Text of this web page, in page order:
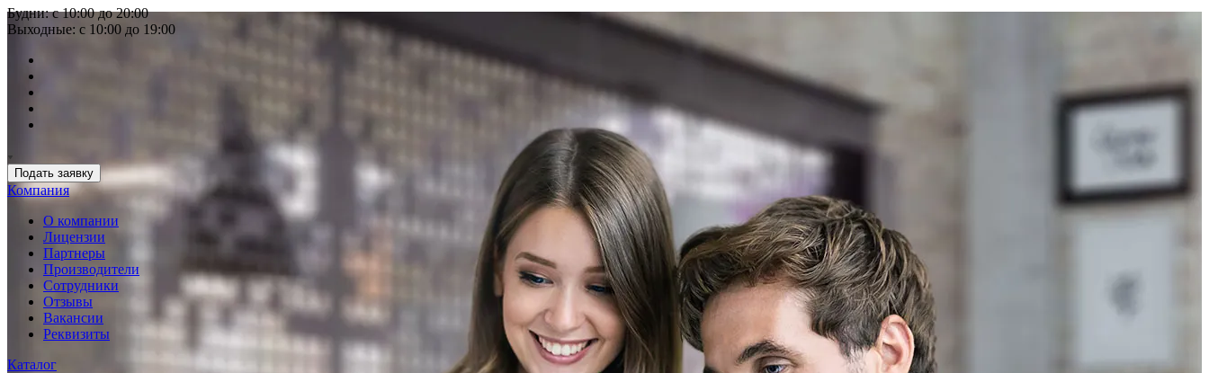
Будни: с 10:00 до 20:00
Выходные: с 10:00 до 19:00
Подать заявку
Компания
О компании
Лицензии
Партнеры
Производители
Сотрудники
Отзывы
Вакансии
Реквизиты
Каталог